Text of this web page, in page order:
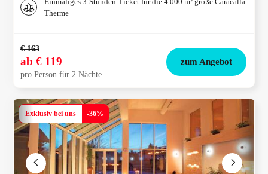
Therme
€ 163
ab € 119
pro Person für 2 Nächte
zum Angebot
Exklusiv bei uns -36%